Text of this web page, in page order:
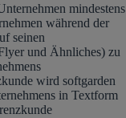
mindestens
während der
seinen
und Ähnliches) zu
wird softgarden
in Textform